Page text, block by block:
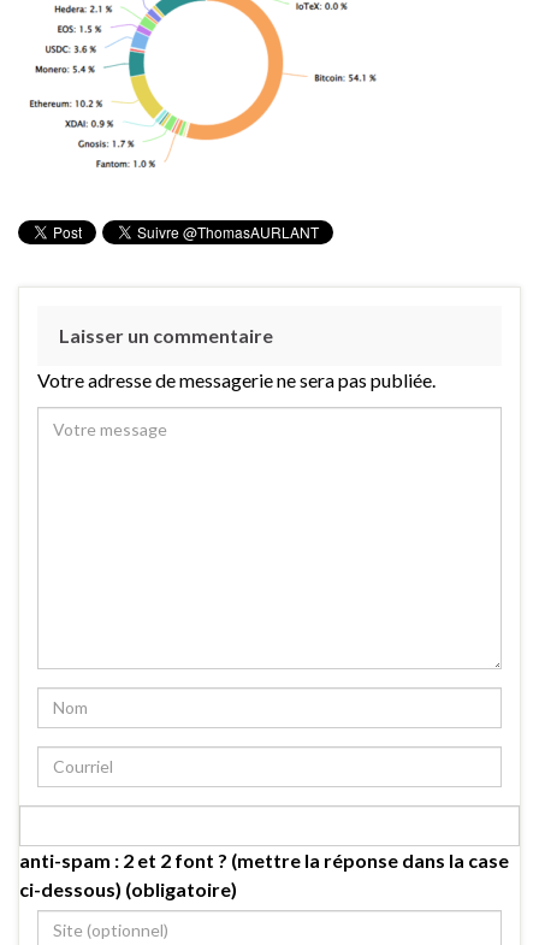
Laisser un commentaire
Votre adresse de messagerie ne sera pas publiée.
anti-spam : 2 et 2 font ? (mettre la réponse dans la case
ci-dessous) (obligatoire)